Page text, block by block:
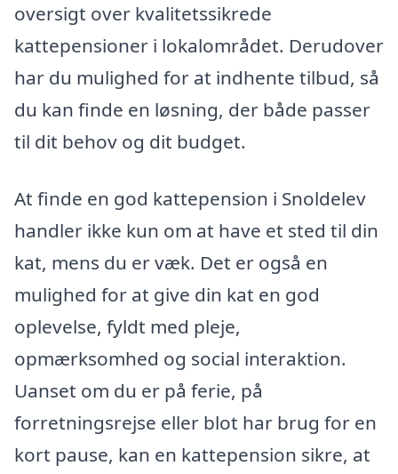
oversigt over kvalitetssikrede
kattepensioner i lokalområdet. Derudover
har du mulighed for at indhente tilbud, så
du kan finde en løsning, der både passer
til dit behov og dit budget.
At finde en god kattepension i Snoldelev
handler ikke kun om at have et sted til din
kat, mens du er væk. Det er også en
mulighed for at give din kat en god
oplevelse, fyldt med pleje,
opmærksomhed og social interaktion.
Uanset om du er på ferie, på
forretningsrejse eller blot har brug for en
kort pause, kan en kattepension sikre, at